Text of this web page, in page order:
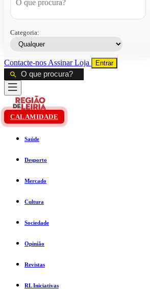
Categoria:
Contacte-nos AssinarLoja Entrar
CALAMIDADE
Saúde
Desporto
Mercado
Cultura
Sociedade
Opinião
Revistas
RL Iniciativas